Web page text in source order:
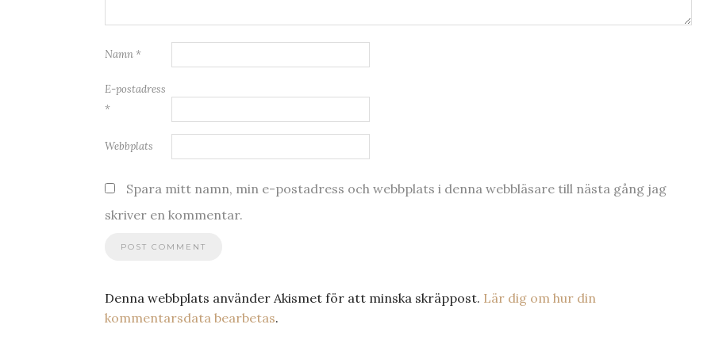
Namn *
E-postadress
*
Webbplats
Spara mitt namn, min e-postadress och webbplats i denna webbläsare till nästa gång jag
skriver en kommentar.
Denna webbplats använder Akismet för att minska skräppost. Lär dig om hur din
kommentarsdata bearbetas.